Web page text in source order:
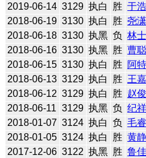
2019-06-14 3129 执白 胜 于
2018-06-19 3130 执白 胜 尧
2018-06-18 3130 执黑 负 林
2018-06-16 3130 执黑 胜 曹聪
2018-06-15 3130 执白 胜 阿
2018-06-13 3129 执白 胜 王
2018-06-12 3129 执白 胜 赵
2018-06-11 3129 执黑 负 纪祥
2018-01-07 3124 执白 负 毛
2018-01-05 3124 执白 胜 黄
2017-12-06 3122 执黑 胜 鲁佳